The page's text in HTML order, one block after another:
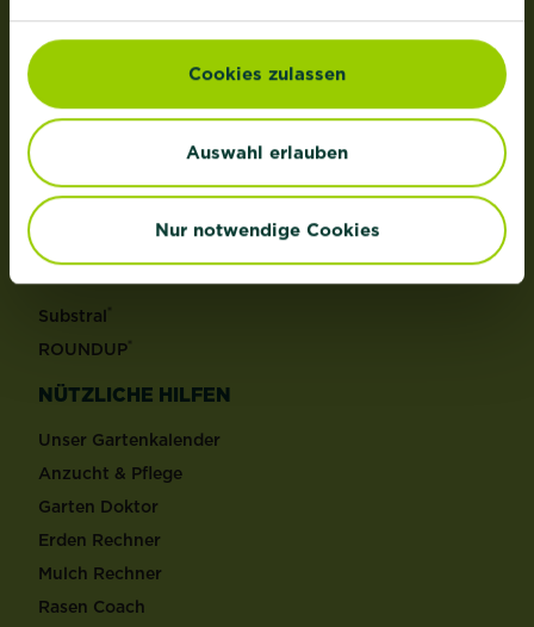
Cookies zulassen
Auswahl erlauben
Nur notwendige Cookies
Dünger
Grundstoffe
Schädlinge
Reinigungsmittel
MARKEN
Substral®
ROUNDUP®
NÜTZLICHE HILFEN
Unser Gartenkalender
Anzucht & Pflege
Garten Doktor
Erden Rechner
Mulch Rechner
Rasen Coach